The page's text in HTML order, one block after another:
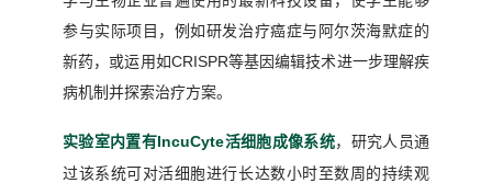
参与实际项目，例如研发治疗癌症与阿尔茨海默症的
新药，或运用如CRISPR等基因编辑技术进一步理解疾
病机制并探索治疗方案。
实验室内置有IncuCyte活细胞成像系统，研究人员通
过该系统可对活细胞进行长达数小时至数周的持续观